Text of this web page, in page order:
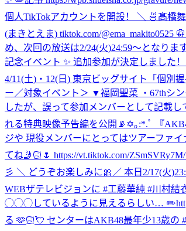
個人TikTokアカウントを開設！ ＼ 🍜髙橋舞
(まきとえま) tiktok.com/@ema_makito0525
め、次回の放送は2/24(火)24:59〜となりま
記念イベント ✨ 追加参加が決定しま
4/11(土)・12(日) 東京ビッグサイト「個別
ー／対象イベント＞ ▼福岡聖菜 ・67thシ
したが、誤って参加メンバーとして記載
れる特典映像予告編を公開📡✡｡:*.ﾟ 『
ジや 現役メンバーにとってはツアーファ
てね🤳🏻🌷 https://vt.tiktok.com/
彡 ＼ どうぞお楽しみに🎀 ／ 本日2/17(火
WEBザテレビジョンに #工藤華純 #川村
◯◯◯しているように見えるらしい…
る 🫶🏻💘 センターはAKB48最年少13歳